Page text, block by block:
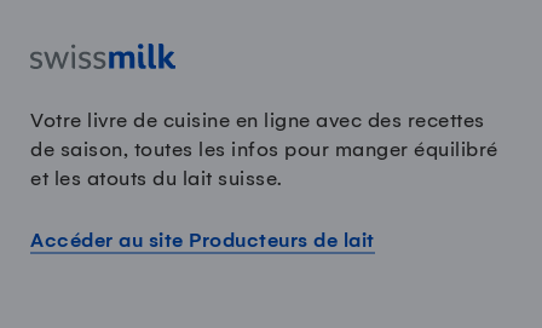
Votre livre de cuisine en ligne avec des recettes
de saison, toutes les infos pour manger équilibré
et les atouts du lait suisse.
Accéder au site Producteurs de lait